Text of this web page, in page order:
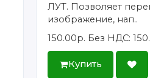
ЛУТ. Позволяет
изображение, нап..
150.00р. Без НДС:
Купить